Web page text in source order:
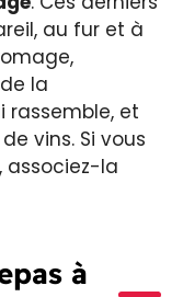
au fur et à
la
rassemble, et
vins. Si vous
associez-la
à